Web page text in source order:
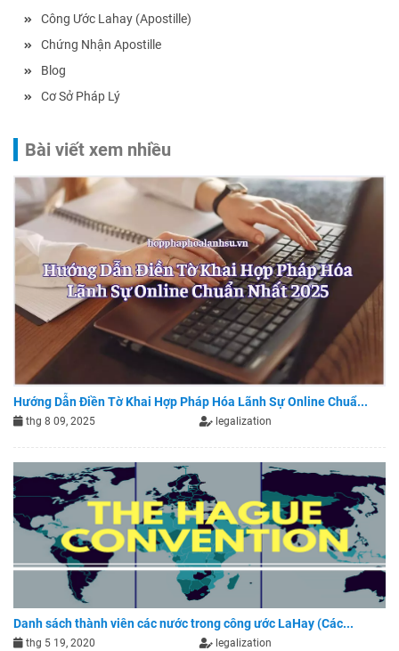
Công Ước Lahay (Apostille)
Chứng Nhận Apostille
Blog
Cơ Sở Pháp Lý
Bài viết xem nhiều
Hướng Dẫn Điền Tờ Khai Hợp Pháp Hóa Lãnh Sự Online Chuẩ...
thg 8 09, 2025 legalization
Danh sách thành viên các nước trong công ước LaHay (Các...
thg 5 19, 2020 legalization